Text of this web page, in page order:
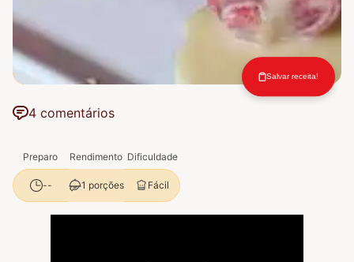
4 comentários
Salvar receita!
Preparo Rendimento Dificuldade
-- 1 porções Fácil